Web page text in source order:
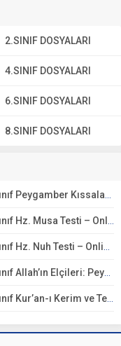
2.SINIF DOSYALARI
4.SINIF DOSYALARI
6.SINIF DOSYALARI
8.SINIF DOSYALARI
Peygamber Kıssaları Ünite Testi – Online Çöz
Hz. Musa Testi – Online Çöz
Hz. Nuh Testi – Online Çöz
Elçileri: Peygamberler Testi – Online Çöz
ı Kerim ve Temel Özellikleri Testi – Online Çöz